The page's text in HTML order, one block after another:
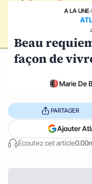
A LA UNE›
Beau
façon de
Marie De
Écoutez cet article
PARTAGER
Ajouter